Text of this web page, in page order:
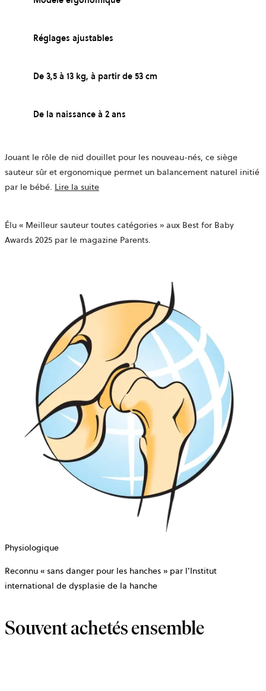
Réglages ajustables
De 3,5 à 13 kg, à partir de 53 cm
De la naissance à 2 ans
Jouant le rôle de nid douillet pour les nouveau-nés, ce siège
sauteur sûr et ergonomique permet un balancement naturel initié
par le bébé. Lire la suite
Élu « Meilleur sauteur toutes catégories » aux Best for Baby
Awards 2025 par le magazine Parents.
Physiologique
Reconnu « sans danger pour les hanches » par l’Institut
international de dysplasie de la hanche
Souvent achetés ensemble